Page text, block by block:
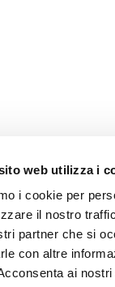
web utilizza i
i cookie per
il nostro
partner che si
con altre
ai